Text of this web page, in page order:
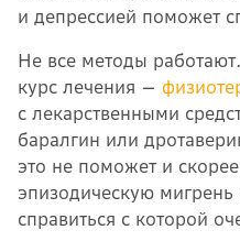
и депрессией поможет
Не все методы
курс лечения —
с лекарственными
баралгин или
это не поможет и
эпизодическую мигрень
справиться с которой